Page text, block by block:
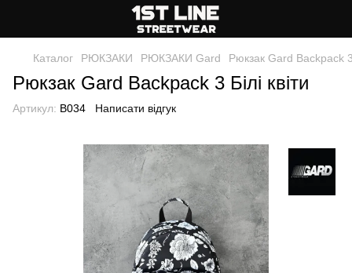
Каталог РЮКЗАКИ РЮКЗАКИ Gard Рюкзак Gard Backpack 3
Рюкзак Gard Backpack 3 Білі квіти
Артикул: B034 Написати відгук